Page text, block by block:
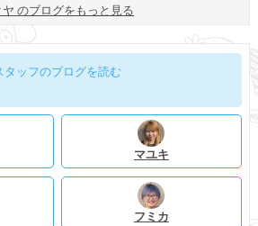
ヤ のブログをもっと見る
タッフのブログを読む
マユキ
フミカ